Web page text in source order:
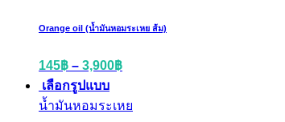
Orange oil (น้ำมันหอมระเหย ส้ม)
145฿ – 3,900฿
เลือกรูปแบบ
น้ำมันหอมระเหย